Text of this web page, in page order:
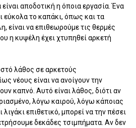
αποδοτική η όποια εργασία. Ένα
εύκολα το καπάκι, όπως και τα
είναι να επιθεωρούμε τις θερμές
η κυψέλη έχει χτυπηθεί αρκετή
λάθος σε αρκετούς
νέους είναι να ανοίγουν την
καπνό. Αυτό είναι λάθος, διότι αν
λόγω καιρού, λόγω κάποιας
επιθετικό, μπορεί να την πέσει
δεκάδες τσιμπήματα. Αν δεν